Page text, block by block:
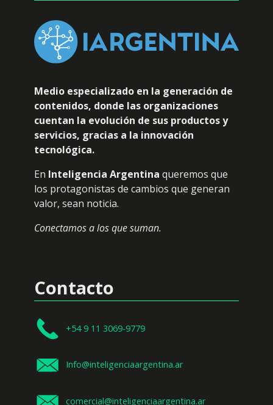
Medio especializado en la generación de
contenidos, donde las organizaciones
cuentan la evolución de sus productos y
servicios, gracias a la innovación
tecnológica.
En Inteligencia Argentina queremos que
los protagonistas de cambios que generan
valor, sean noticia.
Conectamos a los que suman.
Contacto
+54 9 11 3069-9779
Info@inteligenciaargentina.ar
comercial@inteligenciaargentina.ar